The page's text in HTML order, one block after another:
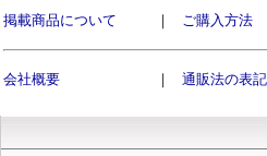
掲載商品について ｜ ご購入方法
会社概要 ｜ 通販法の表記